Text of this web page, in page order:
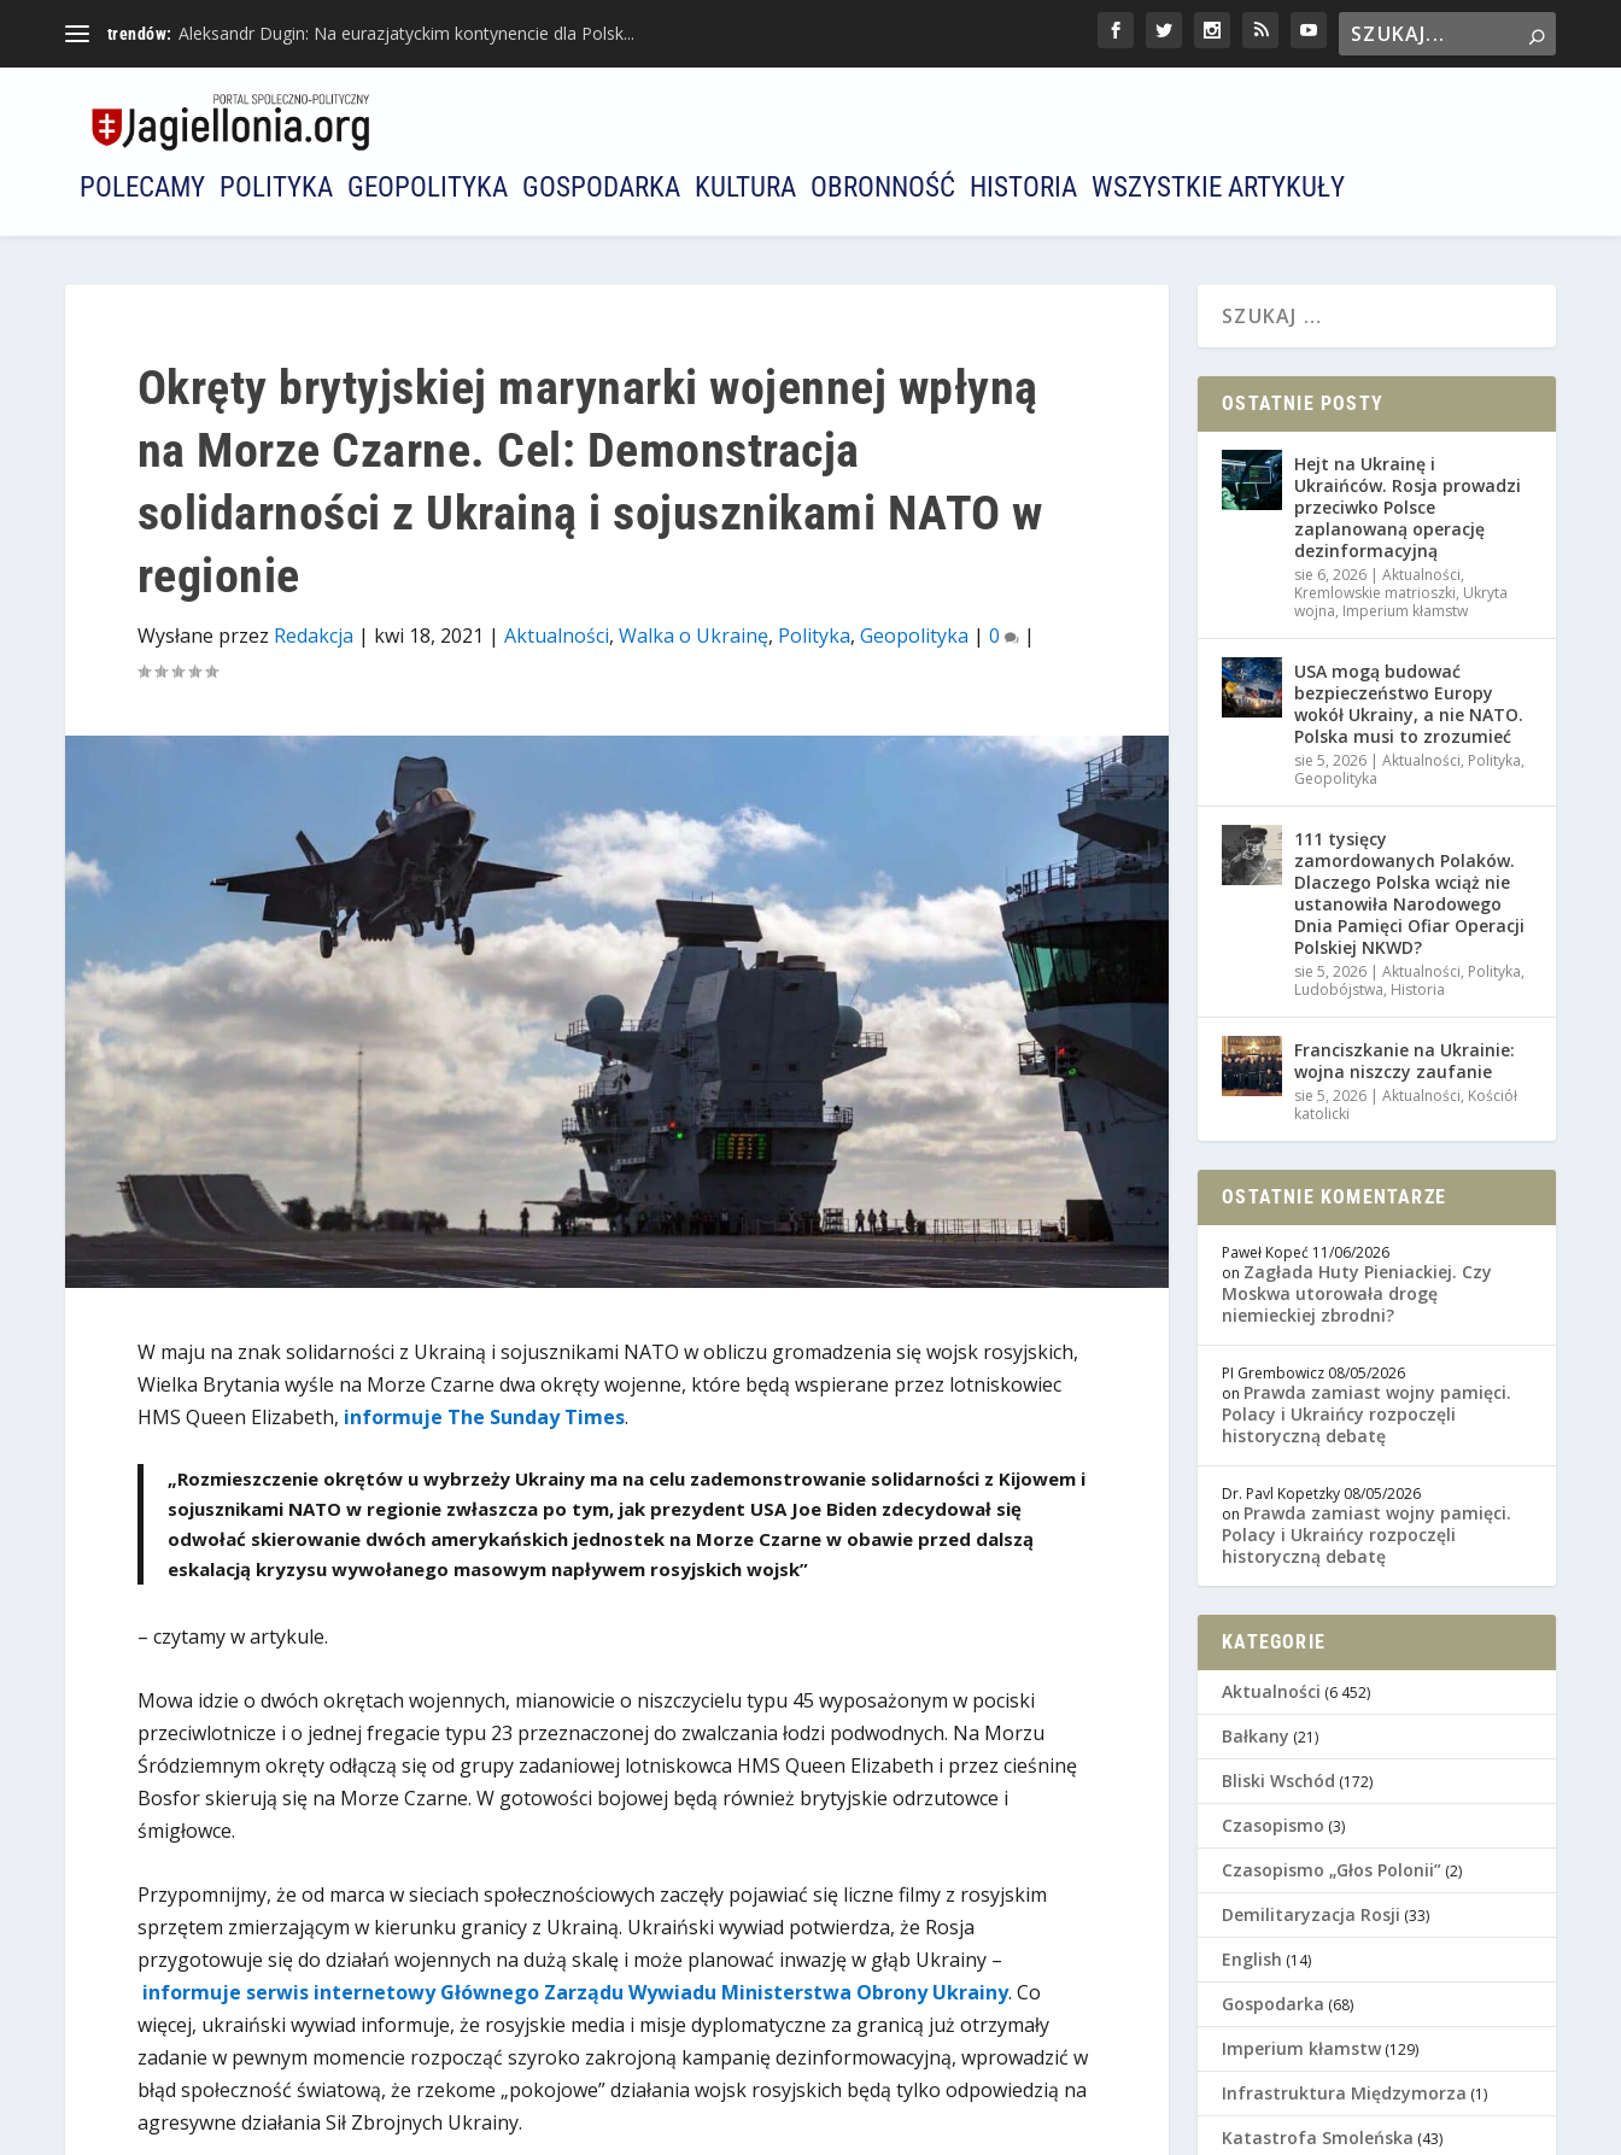
trendów: Aleksandr Dugin: Na eurazjatyckim kontynencie dla Polsk...
POLECAMY POLITYKA GEOPOLITYKA GOSPODARKA KULTURA OBRONNOŚĆ HISTORIA WSZYSTKIE ARTYKUŁY
Okręty brytyjskiej marynarki wojennej wpłyną
na Morze Czarne. Cel: Demonstracja
solidarności z Ukrainą i sojusznikami NATO w
regionie
Wysłane przez Redakcja | kwi 18, 2021 | Aktualności, Walka o Ukrainę, Polityka, Geopolityka | 0 |
W maju na znak solidarności z Ukrainą i sojusznikami NATO w obliczu gromadzenia się wojsk rosyjskich,
Wielka Brytania wyśle ​​na Morze Czarne dwa okręty wojenne, które będą wspierane przez lotniskowiec
HMS Queen Elizabeth, informuje The Sunday Times.
„Rozmieszczenie okrętów u wybrzeży Ukrainy ma na celu zademonstrowanie solidarności z Kijowem i
sojusznikami NATO w regionie zwłaszcza po tym, jak prezydent USA Joe Biden zdecydował się
odwołać skierowanie dwóch amerykańskich jednostek na Morze Czarne w obawie przed dalszą
eskalacją kryzysu wywołanego masowym napływem rosyjskich wojsk”
– czytamy w artykule.
Mowa idzie o dwóch okrętach wojennych, mianowicie o niszczycielu typu 45 wyposażonym w pociski
przeciwlotnicze i o jednej fregacie typu 23 przeznaczonej do zwalczania łodzi podwodnych. Na Morzu
Śródziemnym okręty odłączą się od grupy zadaniowej lotniskowca HMS Queen Elizabeth i przez cieśninę
Bosfor skierują się na Morze Czarne. W gotowości bojowej będą również brytyjskie odrzutowce i
śmigłowce.
Przypomnijmy, że od marca w sieciach społecznościowych zaczęły pojawiać się liczne filmy z rosyjskim
sprzętem zmierzającym w kierunku granicy z Ukrainą. Ukraiński wywiad potwierdza, że ​​Rosja
przygotowuje się do działań wojennych na dużą skalę i może planować inwazję w głąb Ukrainy –
informuje serwis internetowy Głównego Zarządu Wywiadu Ministerstwa Obrony Ukrainy. Co
więcej, ukraiński wywiad informuje, że rosyjskie media i misje dyplomatyczne za granicą już otrzymały
zadanie w pewnym momencie rozpocząć szyroko zakrojoną kampanię dezinformowacyjną, wprowadzić w
błąd społeczność światową, że rzekome „pokojowe” działania wojsk rosyjskich będą tylko odpowiedzią na
agresywne działania Sił Zbrojnych Ukrainy.
OSTATNIE POSTY
Hejt na Ukrainę i
Ukraińców. Rosja prowadzi
przeciwko Polsce
zaplanowaną operację
dezinformacyjną
sie 6, 2026 |Aktualności,
Kremlowskie matrioszki, Ukryta
wojna, Imperium kłamstw
USA mogą budować
bezpieczeństwo Europy
wokół Ukrainy, a nie NATO.
Polska musi to zrozumieć
sie 5, 2026 |Aktualności, Polityka,
Geopolityka
111 tysięcy
zamordowanych Polaków.
Dlaczego Polska wciąż nie
ustanowiła Narodowego
Dnia Pamięci Ofiar Operacji
Polskiej NKWD?
sie 5, 2026 |Aktualności, Polityka,
Ludobójstwa, Historia
Franciszkanie na Ukrainie:
wojna niszczy zaufanie
sie 5, 2026 |Aktualności, Kościół
katolicki
OSTATNIE KOMENTARZE
Paweł Kopeć 11/06/2026
on Zagłada Huty Pieniackiej. Czy
Moskwa utorowała drogę
niemieckiej zbrodni?
PI Grembowicz 08/05/2026
on Prawda zamiast wojny pamięci.
Polacy i Ukraińcy rozpoczęli
historyczną debatę
Dr. Pavl Kopetzky 08/05/2026
on Prawda zamiast wojny pamięci.
Polacy i Ukraińcy rozpoczęli
historyczną debatę
KATEGORIE
Aktualności (6 452)
Bałkany (21)
Bliski Wschód (172)
Czasopismo (3)
Czasopismo „Głos Polonii” (2)
Demilitaryzacja Rosji (33)
English (14)
Gospodarka (68)
Imperium kłamstw (129)
Infrastruktura Międzymorza (1)
Katastrofa Smoleńska (43)